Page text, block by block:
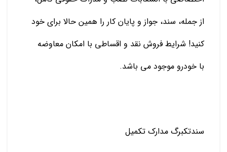
از جمله، سند، جواز و پایان کار را همین حالا برای خود
کنید! شرایط فروش نقد و اقساطی با امکان معاوضه
با خودرو موجود می باشد.
سندتکبرگ مدارک تکمیل